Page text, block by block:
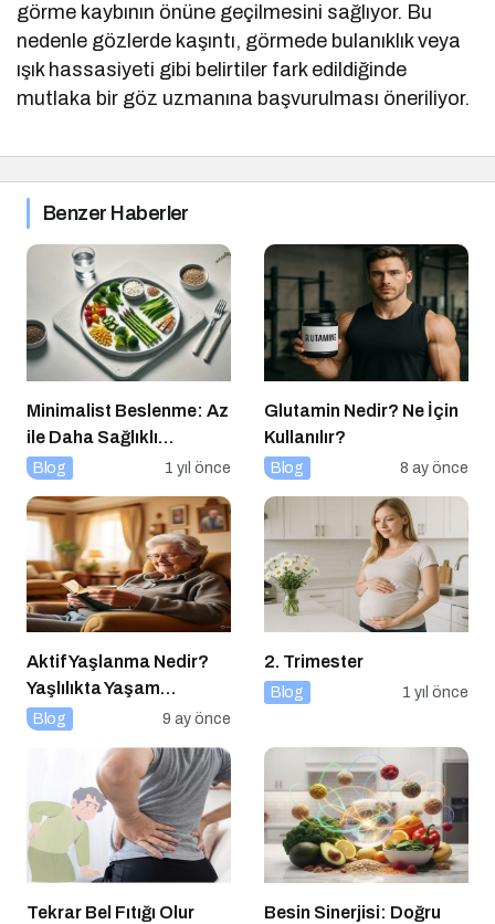
görme kaybının önüne geçilmesini sağlıyor. Bu
nedenle gözlerde kaşıntı, görmede bulanıklık veya
ışık hassasiyeti gibi belirtiler fark edildiğinde
mutlaka bir göz uzmanına başvurulması öneriliyor.
Benzer Haberler
Minimalist Beslenme: Az
ile Daha Sağlıklı
Yaşamak
Blog 1 yıl önce
Glutamin Nedir? Ne İçin
Kullanılır?
Blog 8 ay önce
Aktif Yaşlanma Nedir?
Yaşlılıkta Yaşam
Kalitesini Artırmanın
Blog 9 ay önce
2. Trimester
Blog 1 yıl önce
Tekrar Bel Fıtığı Olur
Besin Sinerjisi: Doğru